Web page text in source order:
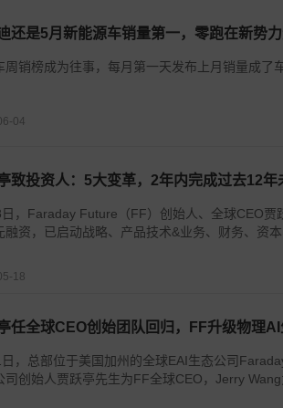
还是5月新能源车销量第一，零跑在新势力
周销榜成为往事，每月第一天发布上月销量成了
04
致投资人：5大变革，2年内完成过去12年
，Faraday Future（FF）创始人、全球CEO
融资，已启动战略、产品技术&业务、财务、资
18
任全球CEO创始团队回归，FF升级物理AI
，总部位于美国加州的全球EAI生态公司
司创始人贾跃亭先生为FF全球CEO，Jerry